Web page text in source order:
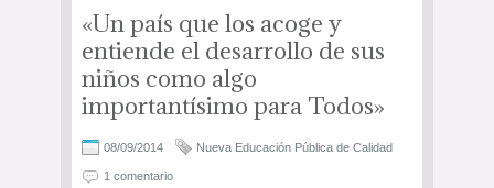
«Un país que los acoge y
entiende el desarrollo de sus
niños como algo
importantísimo para Todos»
08/09/2014 Nueva Educación Pública de Calidad
1 comentario